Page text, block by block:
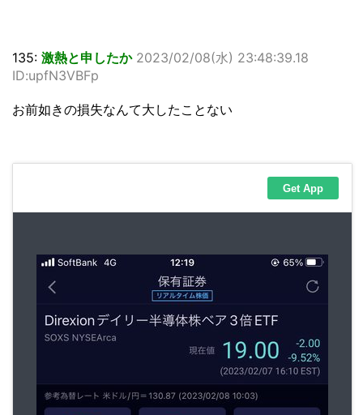
135: 激熱と申したか 2023/02/08(水) 23:48:39.18
ID:upfN3VBFp
お前如きの損失なんて大したことない